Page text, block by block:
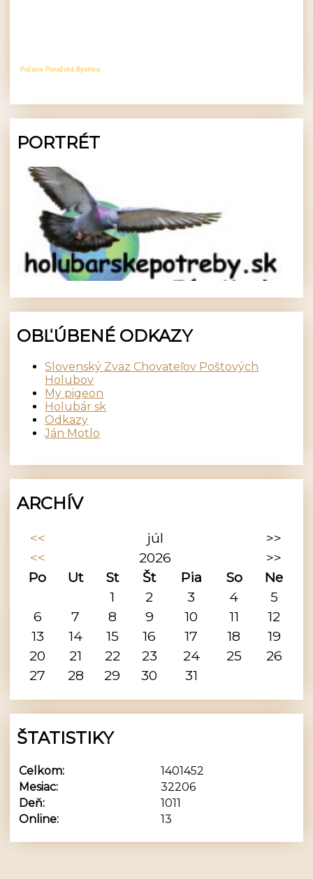
Počasie Považská Bystrica
PORTRÉT
OBĽÚBENÉ ODKAZY
Slovenský Zväz Chovateľov Poštových
Holubov
My pigeon
Holubár sk
Odkazy
Ján Motlo
ARCHÍV
<< júl
>>
<<
2026
>>
Po
Ut St Št Pia So
Ne
1
2 3 4
5
6
7 8 9 10 11
12
13
14 15 16 17 18
19
20
21 22 23 24 25
26
27
28 29 30 31
ŠTATISTIKY
Online: 13
Celkom:
1401452
Mesiac:
32206
Deň:
1011